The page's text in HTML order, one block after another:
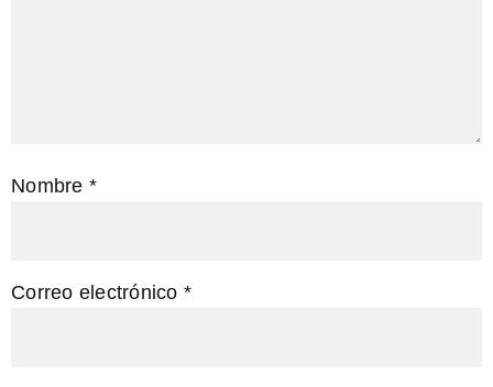
Nombre *
Correo electrónico *